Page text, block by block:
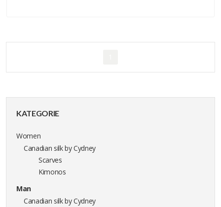
KATEGORIE
Women
Canadian silk by Cydney
Scarves
Kimonos
Man
Canadian silk by Cydney